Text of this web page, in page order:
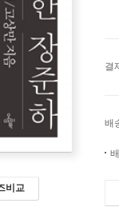
비교
결
배